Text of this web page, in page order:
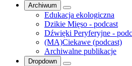
Archiwum
Edukacja ekologiczna
Dzikie Mięso - podcast
Dźwięki Peryferyjne -
(MA)Ciekawe (podcast)
Archiwalne publikacje
Dropdown